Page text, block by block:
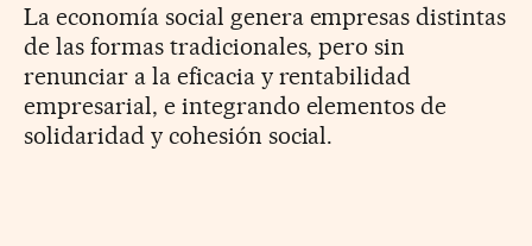
La economía social genera empresas distintas
de las formas tradicionales, pero sin
renunciar a la eficacia y rentabilidad
empresarial, e integrando elementos de
solidaridad y cohesión social.